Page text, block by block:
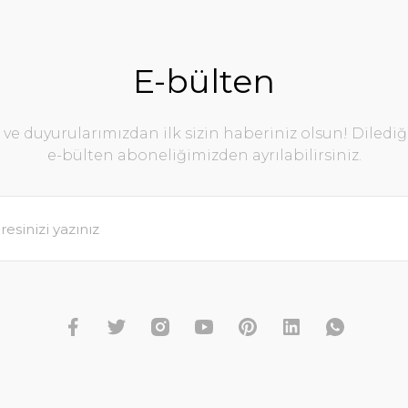
E-bülten
ve duyurularımızdan ilk sizin haberiniz olsun!
e-bülten aboneliğimizden ayrılabilirsiniz.